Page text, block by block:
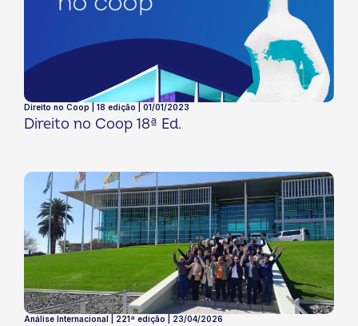
Direito no Coop | 18 edição | 01/01/2023
Direito no Coop 18ª Ed.
Análise Internacional | 221ª edição | 23/04/2026